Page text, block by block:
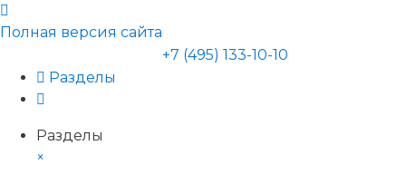
Полная версия сайта
+7 (495) 133-10-10
Разделы
Разделы
×